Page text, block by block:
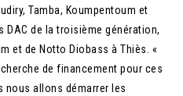
Tamba, Koumpentoum et
DAC de la troisième génération,
et de Notto Diobass à Thiès. «
de financement pour ces
nous allons démarrer les